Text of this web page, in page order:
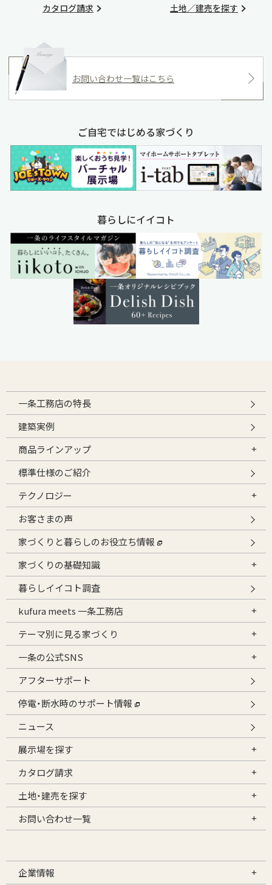
カタログ請求 土地／建売を探す
お問い合わせ一覧はこちら
ご自宅ではじめる家づくり
暮らしにイイコト
一条工務店の特長
建築実例
商品ラインアップ
標準仕様のご紹介
テクノロジー
お客さまの声
家づくりと暮らしのお役立ち情報
家づくりの基礎知識
暮らしイイコト調査
kufura meets 一条工務店
テーマ別に見る家づくり
一条の公式SNS
アフターサポート
停電・断水時のサポート情報
ニュース
展示場を探す
カタログ請求
土地・建売を探す
お問い合わせ一覧
企業情報